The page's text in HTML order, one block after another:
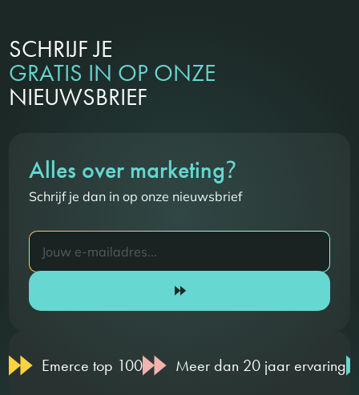
SCHRIJF JE
GRATIS IN OP ONZE
NIEUWSBRIEF
Alles over marketing?
Schrijf je dan in op onze nieuwsbrief
Emerce top 100 Meer dan 20 jaar ervaring